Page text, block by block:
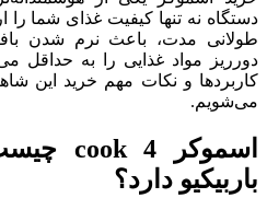
دستگاه نه تنها کیفیت غذای شما را
طولانی مدت، باعث نرم شدن
دورریز مواد غذایی را به حداقل
کاربردها و نکات مهم خرید این
می‌شویم.
اسموکر 4 cook
باربیکیو دارد؟